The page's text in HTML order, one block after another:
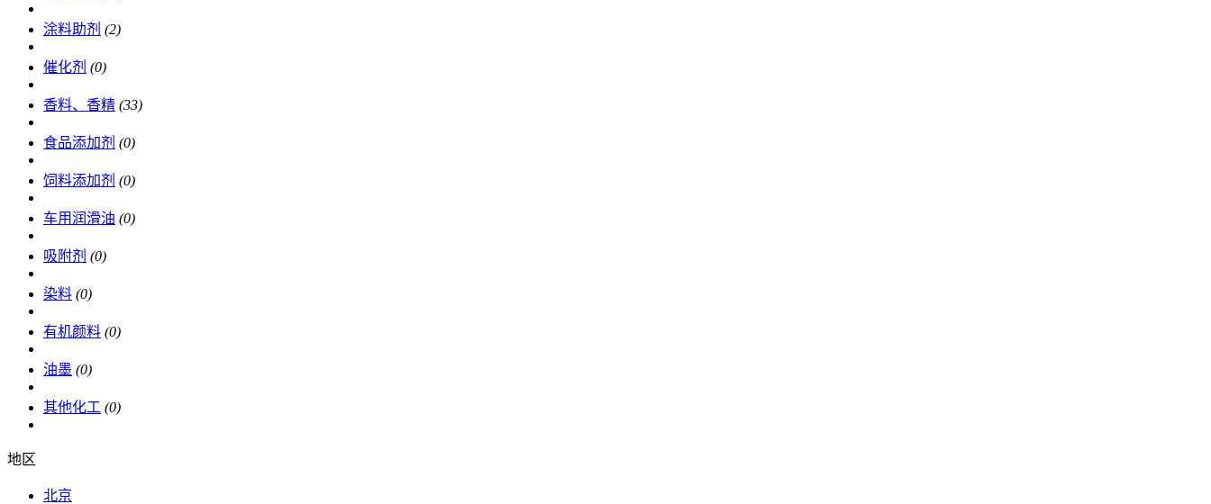
涂料助剂 (2)
催化剂 (0)
香料、香精 (33)
食品添加剂 (0)
饲料添加剂 (0)
车用润滑油 (0)
吸附剂 (0)
染料 (0)
有机颜料 (0)
油墨 (0)
其他化工 (0)
地区
北京